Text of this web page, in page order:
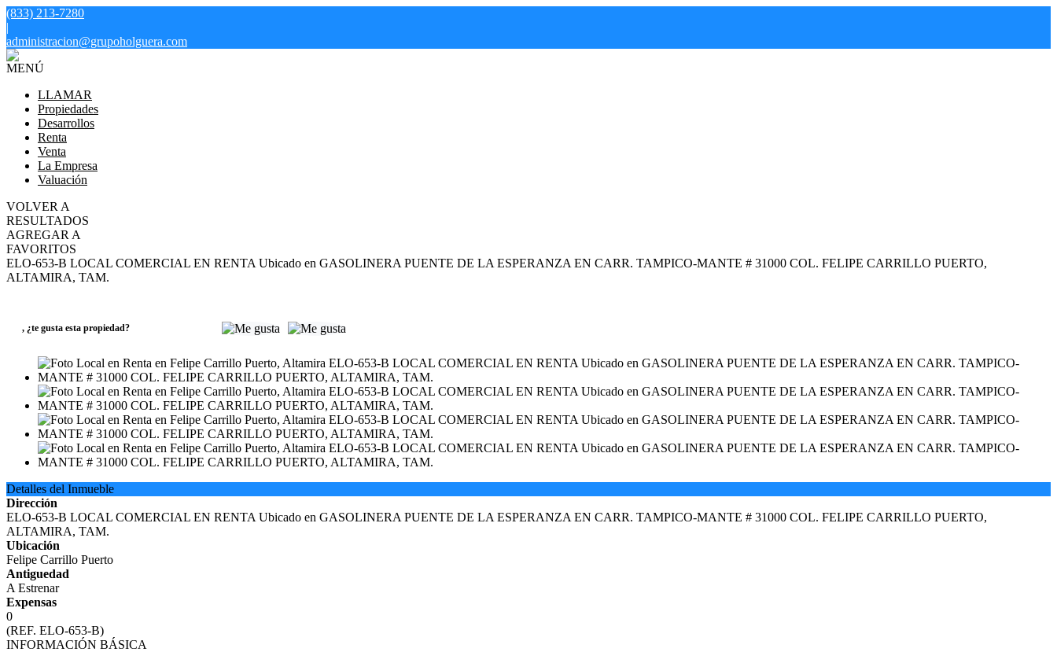
(833) 213-7280
|
administracion@grupoholguera.com
MENÚ
LLAMAR
Propiedades
Desarrollos
Renta
Venta
La Empresa
Valuación
VOLVER A
RESULTADOS
AGREGAR A
FAVORITOS
ELO-653-B LOCAL COMERCIAL EN RENTA Ubicado en GASOLINERA PUENTE DE LA ESPERANZA EN CARR. TAMPICO-MANTE # 31000 COL. FELIPE CARRILLO PUERTO,
ALTAMIRA, TAM.
, ¿te gusta esta propiedad?
Detalles del Inmueble
Dirección
ELO-653-B LOCAL COMERCIAL EN RENTA Ubicado en GASOLINERA PUENTE DE LA ESPERANZA EN CARR. TAMPICO-MANTE # 31000 COL. FELIPE CARRILLO PUERTO,
ALTAMIRA, TAM.
Ubicación
Felipe Carrillo Puerto
Antiguedad
A Estrenar
Expensas
0
(REF. ELO-653-B)
INFORMACIÓN BÁSICA